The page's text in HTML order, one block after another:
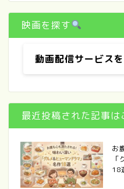
映画を探す
動画配信サービス
最近投稿された記事は
お
18